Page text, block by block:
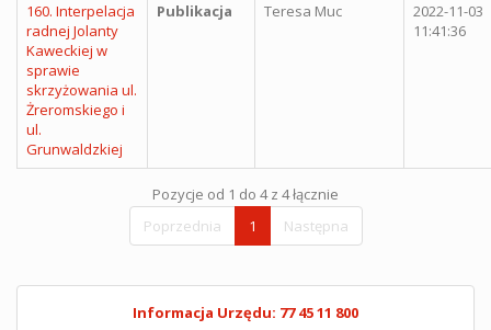
160. Interpelacja
radnej Jolanty
Kaweckiej w
sprawie
skrzyżowania ul.
Żreromskiego i
ul.
Grunwaldzkiej
Publikacja Teresa Muc
2022-11-03
11:41:36
Pozycje od 1 do 4 z 4 łącznie
Poprzednia
1 Następna
Informacja Urzędu: 77 45 11 800